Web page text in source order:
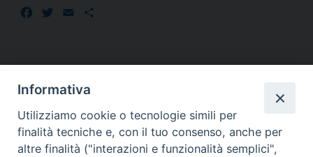
Facebook
TwitterEmail
Informativa
Utilizziamo cookie o tecnologie simili per
finalità tecniche e, con il tuo consenso, anche per
altre finalità ("interazioni e funzionalità semplici",